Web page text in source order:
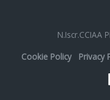
N.Iscr.CCIAA
Cookie Policy
Privacy